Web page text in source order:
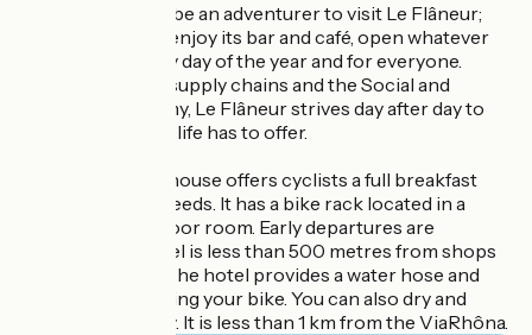
You don’t need to be an adventurer to visit Le Flâneur;
simply come and enjoy its bar and café, open whatever
the weather, every day of the year and for everyone.
In line with short supply chains and the Social and
Solidarity Economy, Le Flâneur strives day after day to
offer you the best life has to offer.
Le Flâneur Guesthouse offers cyclists a full breakfast
tailored to their needs. It has a bike rack located in a
secure, ground-floor room. Early departures are
possible. The hotel is less than 500 metres from shops
and restaurants. The hotel provides a water hose and
brushes for cleaning your bike. You can also dry and
wash your laundry. It is less than 1 km from the ViaRhôna.